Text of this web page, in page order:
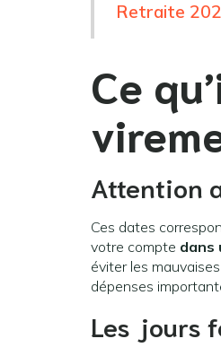
Retraite
Ce
Attention
Ces dates
votre compte dans
éviter les
dépenses
Les jours